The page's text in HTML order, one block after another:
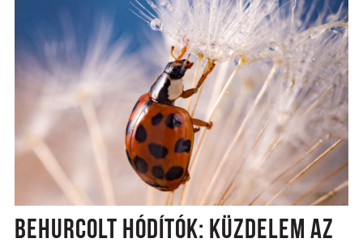
BEHURCOLT HÓDÍTÓK: KÜZDELEM AZ